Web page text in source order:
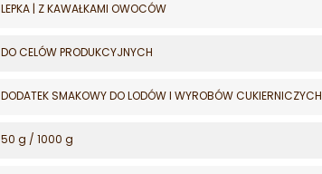
LEPKA | Z KAWAŁKAMI OWOCÓW
DO CELÓW PRODUKCYJNYCH
DODATEK SMAKOWY DO LODÓW I WYROBÓW CUKIERNICZYCH
50 g / 1000 g